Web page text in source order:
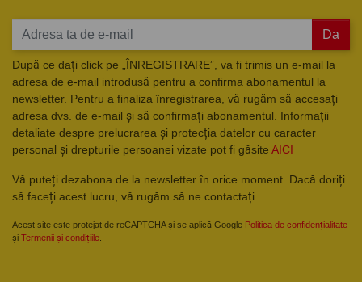
Da
După ce dați click pe „ÎNREGISTRARE”, va fi trimis un e-mail la
adresa de e-mail introdusă pentru a confirma abonamentul la
newsletter. Pentru a finaliza înregistrarea, vă rugăm să accesați
adresa dvs. de e-mail și să confirmați abonamentul. Informații
detaliate despre prelucrarea și protecția datelor cu caracter
personal și drepturile persoanei vizate pot fi găsite AICI
Vă puteți dezabona de la newsletter în orice moment. Dacă doriți
să faceți acest lucru, vă rugăm să ne contactați.
Acest site este protejat de reCAPTCHA și se aplică Google Politica de confidențialitate
și Termenii și condițiile